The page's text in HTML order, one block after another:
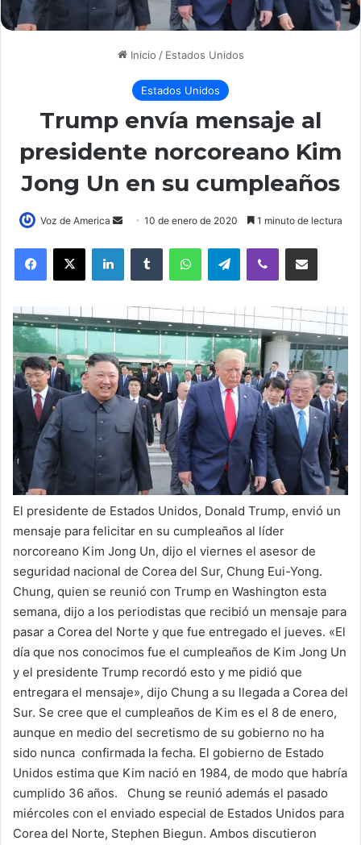
Inicio / Estados Unidos
Estados Unidos
Trump envía mensaje al
presidente norcoreano Kim
Jong Un en su cumpleaños
Voz de America
S
d
n
e
m
a
i
10 de enero de 2020 1 minuto de lectura
Telegram
El presidente de Estados Unidos, Donald Trump, envió un
mensaje para felicitar en su cumpleaños al líder
norcoreano Kim Jong Un, dijo el viernes el asesor de
seguridad nacional de Corea del Sur, Chung Eui-Yong.
Chung, quien se reunió con Trump en Washington esta
semana, dijo a los periodistas que recibió un mensaje para
pasar a Corea del Norte y que fue entregado el jueves. «El
día que nos conocimos fue el cumpleaños de Kim Jong Un
y el presidente Trump recordó esto y me pidió que
entregara el mensaje», dijo Chung a su llegada a Corea del
Sur. Se cree que el cumpleaños de Kim es el 8 de enero,
aunque en medio del secretismo de su gobierno no ha
sido nunca confirmada la fecha. El gobierno de Estado
Unidos estima que Kim nació en 1984, de modo que habría
cumplido 36 años. Chung se reunió además el pasado
miércoles con el enviado especial de Estados Unidos para
Corea del Norte, Stephen Biegun. Ambos discutieron